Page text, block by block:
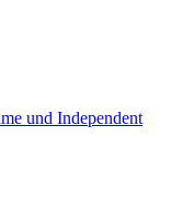
und Independent